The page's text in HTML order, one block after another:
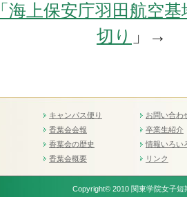
「海上保安庁羽田航空
切り 」→
キャンパス便り
香葉会会報
香葉会の歴史
香葉会概要
お問い合わ
卒業生紹介
情報いろい
リンク
Copyright© 2010 関東学院女子